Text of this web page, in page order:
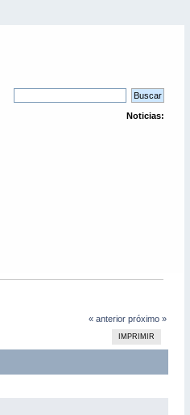
Noticias:
« anterior próximo »
IMPRIMIR